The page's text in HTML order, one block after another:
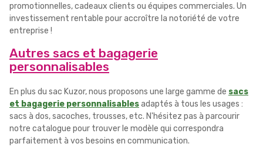
promotionnelles, cadeaux clients ou équipes commerciales. Un
investissement rentable pour accroître la notoriété de votre
entreprise !
Autres sacs et bagagerie
personnalisables
En plus du sac Kuzor, nous proposons une large gamme de sacs
et bagagerie personnalisablesadaptés à tous les usages :
sacs à dos, sacoches, trousses, etc. N'hésitez pas à parcourir
notre catalogue pour trouver le modèle qui correspondra
parfaitement à vos besoins en communication.